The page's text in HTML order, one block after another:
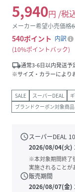
5,940円 /税
メーカー希望小売価格
540ポイント 内訳
10%ポイントバック
local_shipping通常3-6日以内発送予
※サイズ・カラーにより
SALE スーパーDEAL
ブランドクーポン対象商品
scheduleスーパーDEAL 10
2026/08/04(火)
※本対象期間終了
実施されることが
schedule販売期間
2026/08/07(金)